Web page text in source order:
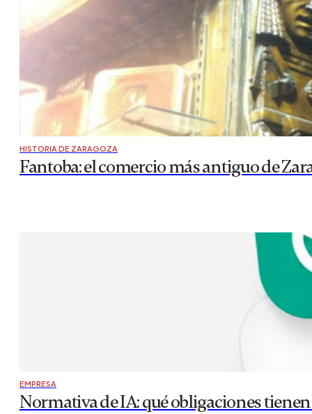
HISTORIA DE ZARAGOZA
Fantoba: el comercio más antiguo de
EMPRESA
Normativa de IA: qué obligaciones